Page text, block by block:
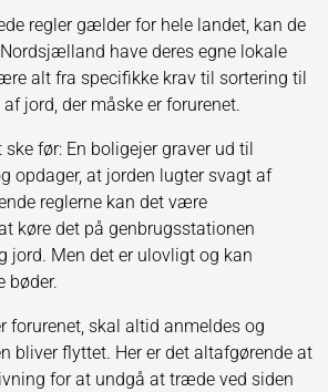
regler gælder for hele landet, kan de
have deres egne lokale
alt fra specifikke krav til sortering til
jord, der måske er forurenet.
før: En boligejer graver ud til
opdager, at jorden lugter svagt af
reglerne kan det være
køre det på genbrugsstationen
jord. Men det er ulovligt og kan
bøder.
forurenet, skal altid anmeldes og
bliver flyttet. Her er det altafgørende at
for at undgå at træde ved siden